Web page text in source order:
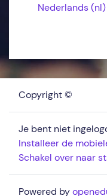
Nederlands ‎(nl)‎
Copyright ©
Je bent niet
Installeer de
Schakel over naar
Powered by